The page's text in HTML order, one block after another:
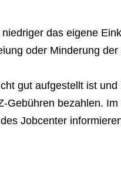
das eigene
oder Minderung
gut aufgestellt ist
Gebühren bezahlen.
Jobcenter